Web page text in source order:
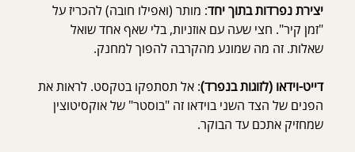
יצירת נפרדות בתוך יחד: מותר (ואפילו חובה) להכריז על
"זמן קיר". חצי שעה עם אוזניות, בלי שאף אחד שואל
שאלות. זה מה שמונע מהקרבה להפוך למחנק.
דייט-וידאו (לזוגות בנפרד): אל תסתפקו בטקסט. לראות את
הפנים של הצד השני בוידאו זה "בוסטר" של אוקסיטוצין
שמחזיק אתכם עד הבוקר.